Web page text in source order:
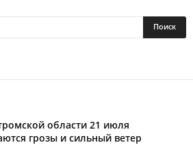
области 21 июля
грозы и сильный ветер